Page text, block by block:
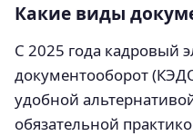
Какие виды
С 2025 года кадровый
документооборот
удобной
обязательной